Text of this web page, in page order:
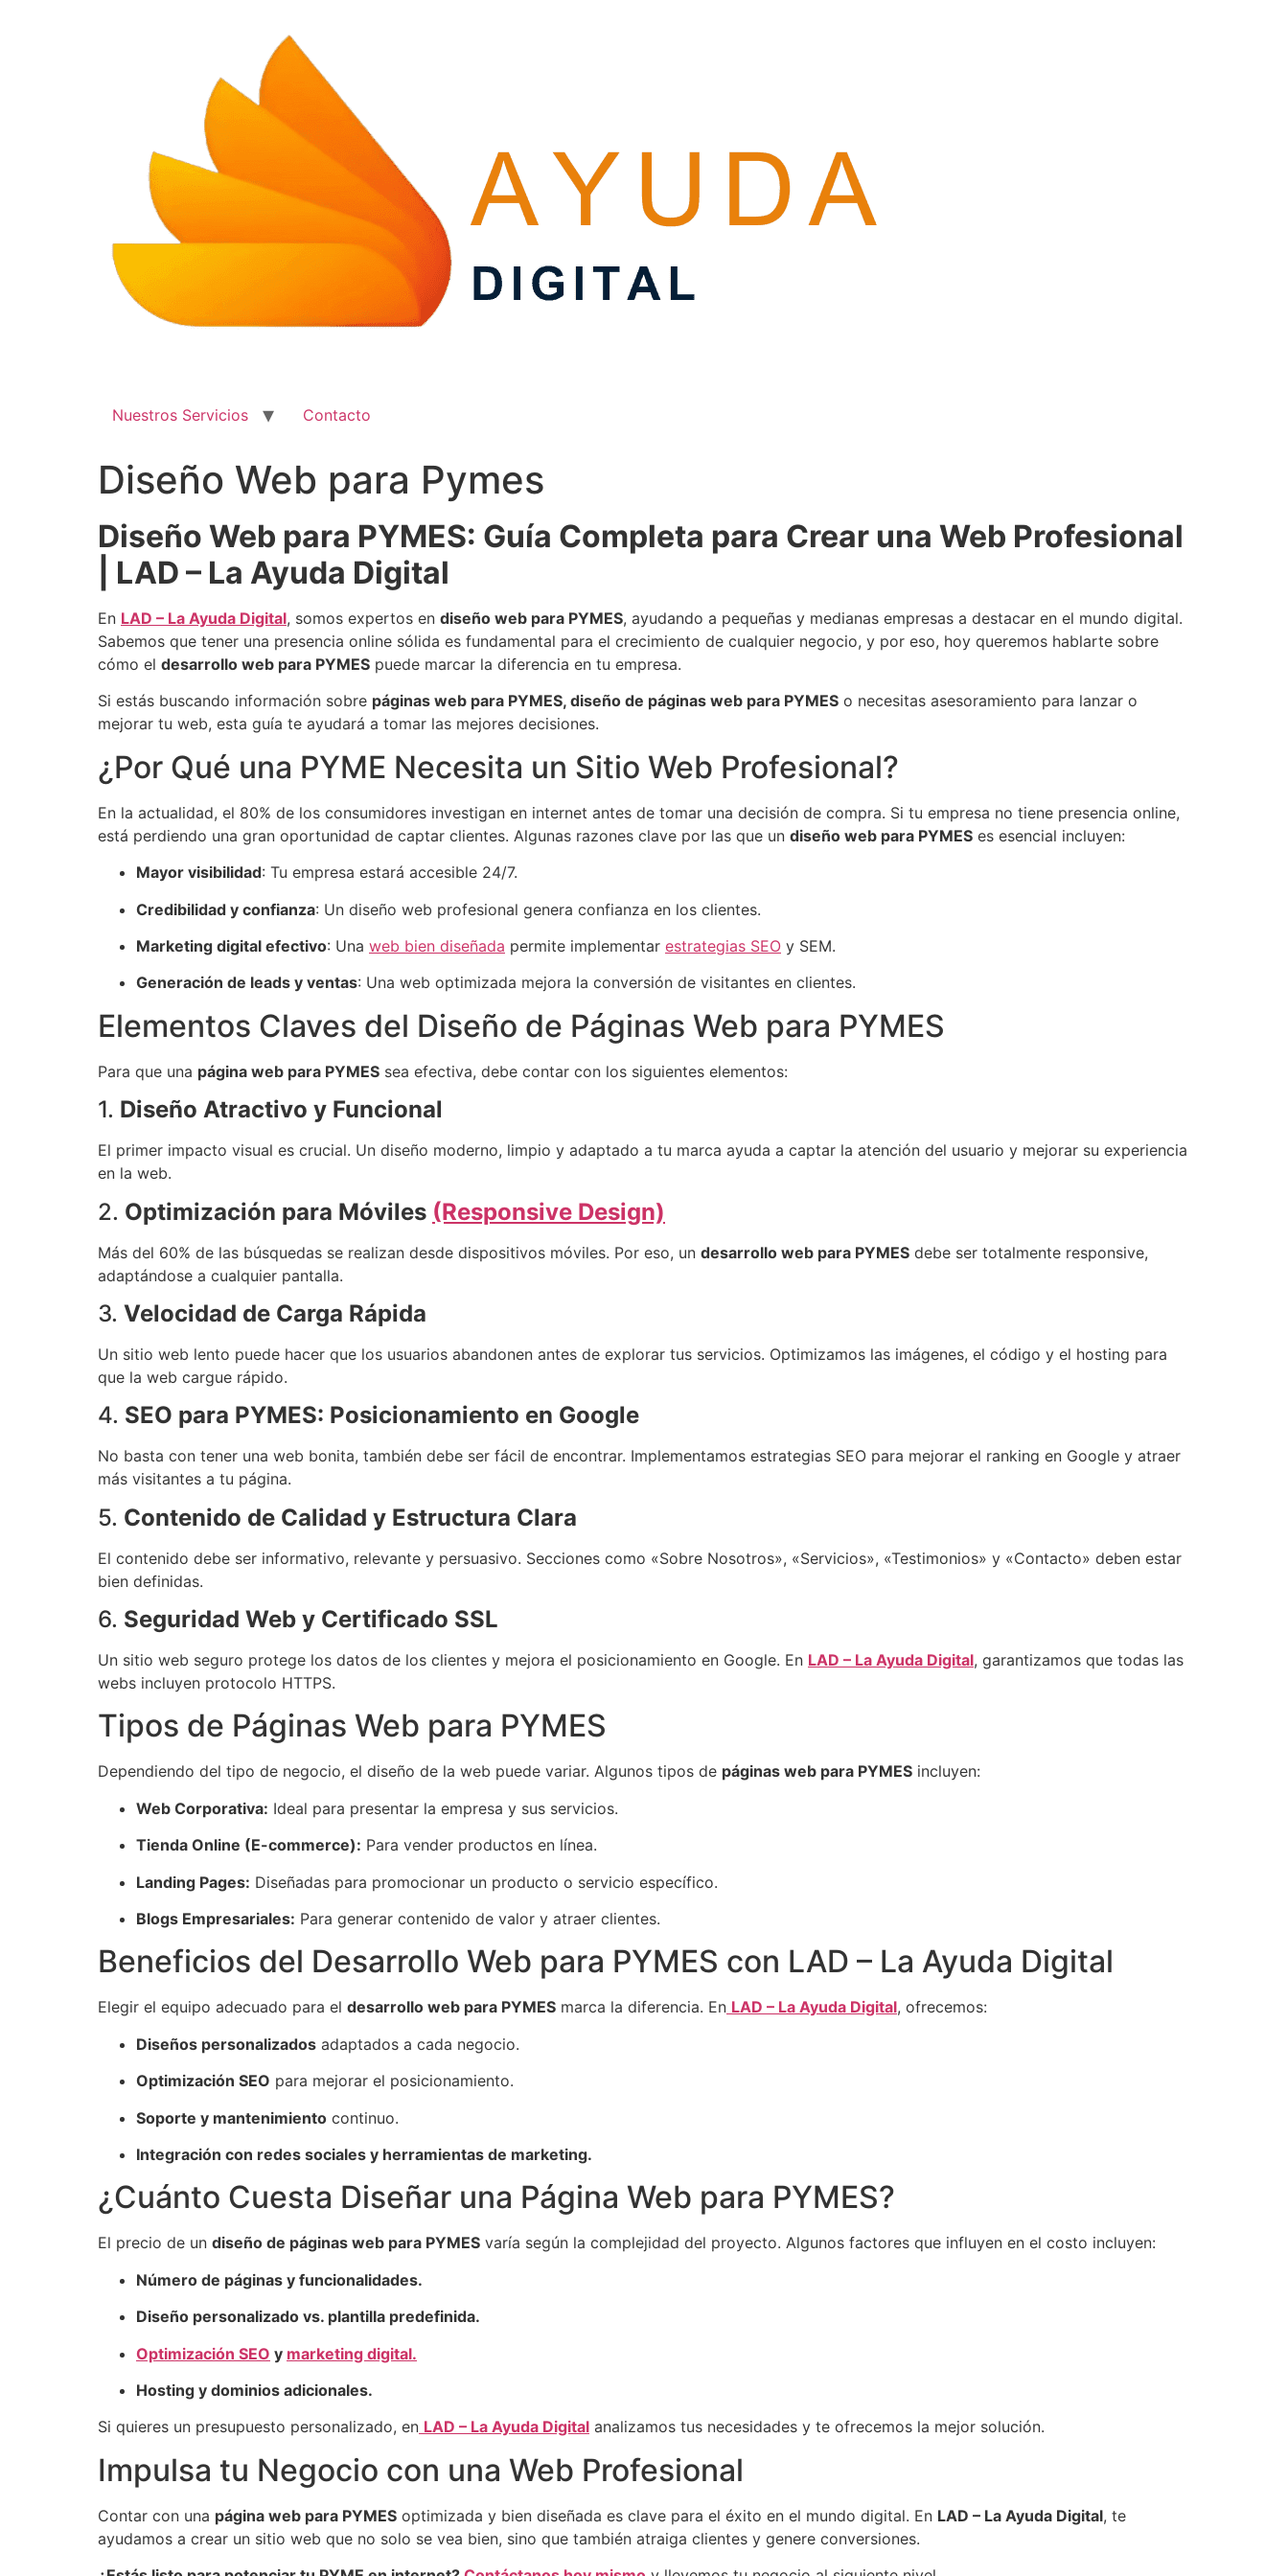
Nuestros Servicios Contacto
Diseño Web para Pymes
Diseño Web para PYMES: Guía Completa para Crear una Web Profesional
| LAD – La Ayuda Digital
En LAD – La Ayuda Digital, somos expertos en diseño web para PYMES, ayudando a pequeñas y medianas empresas a destacar en el mundo digital.
Sabemos que tener una presencia online sólida es fundamental para el crecimiento de cualquier negocio, y por eso, hoy queremos hablarte sobre
cómo el desarrollo web para PYMES puede marcar la diferencia en tu empresa.
Si estás buscando información sobre páginas web para PYMES, diseño de páginas web para PYMES o necesitas asesoramiento para lanzar o
mejorar tu web, esta guía te ayudará a tomar las mejores decisiones.
¿Por Qué una PYME Necesita un Sitio Web Profesional?
En la actualidad, el 80% de los consumidores investigan en internet antes de tomar una decisión de compra. Si tu empresa no tiene presencia online,
está perdiendo una gran oportunidad de captar clientes. Algunas razones clave por las que un diseño web para PYMES es esencial incluyen:
Mayor visibilidad: Tu empresa estará accesible 24/7.
Credibilidad y confianza: Un diseño web profesional genera confianza en los clientes.
Marketing digital efectivo: Una web bien diseñada permite implementar estrategias SEO y SEM.
Generación de leads y ventas: Una web optimizada mejora la conversión de visitantes en clientes.
Elementos Claves del Diseño de Páginas Web para PYMES
Para que una página web para PYMES sea efectiva, debe contar con los siguientes elementos:
1. Diseño Atractivo y Funcional
El primer impacto visual es crucial. Un diseño moderno, limpio y adaptado a tu marca ayuda a captar la atención del usuario y mejorar su experiencia
en la web.
2. Optimización para Móviles (Responsive Design)
Más del 60% de las búsquedas se realizan desde dispositivos móviles. Por eso, un desarrollo web para PYMES debe ser totalmente responsive,
adaptándose a cualquier pantalla.
3. Velocidad de Carga Rápida
Un sitio web lento puede hacer que los usuarios abandonen antes de explorar tus servicios. Optimizamos las imágenes, el código y el hosting para
que la web cargue rápido.
4. SEO para PYMES: Posicionamiento en Google
No basta con tener una web bonita, también debe ser fácil de encontrar. Implementamos estrategias SEO para mejorar el ranking en Google y atraer
más visitantes a tu página.
5. Contenido de Calidad y Estructura Clara
El contenido debe ser informativo, relevante y persuasivo. Secciones como «Sobre Nosotros», «Servicios», «Testimonios» y «Contacto» deben estar
bien definidas.
6. Seguridad Web y Certificado SSL
Un sitio web seguro protege los datos de los clientes y mejora el posicionamiento en Google. En LAD – La Ayuda Digital, garantizamos que todas las
webs incluyen protocolo HTTPS.
Tipos de Páginas Web para PYMES
Dependiendo del tipo de negocio, el diseño de la web puede variar. Algunos tipos de páginas web para PYMES incluyen:
Web Corporativa: Ideal para presentar la empresa y sus servicios.
Tienda Online (E-commerce): Para vender productos en línea.
Landing Pages: Diseñadas para promocionar un producto o servicio específico.
Blogs Empresariales: Para generar contenido de valor y atraer clientes.
Beneficios del Desarrollo Web para PYMES con LAD – La Ayuda Digital
Elegir el equipo adecuado para el desarrollo web para PYMES marca la diferencia. En LAD – La Ayuda Digital, ofrecemos:
Diseños personalizados adaptados a cada negocio.
Optimización SEO para mejorar el posicionamiento.
Soporte y mantenimiento continuo.
Integración con redes sociales y herramientas de marketing.
¿Cuánto Cuesta Diseñar una Página Web para PYMES?
El precio de un diseño de páginas web para PYMES varía según la complejidad del proyecto. Algunos factores que influyen en el costo incluyen:
Número de páginas y funcionalidades.
Diseño personalizado vs. plantilla predefinida.
Optimización SEO y marketing digital.
Hosting y dominios adicionales.
Si quieres un presupuesto personalizado, en LAD – La Ayuda Digital analizamos tus necesidades y te ofrecemos la mejor solución.
Impulsa tu Negocio con una Web Profesional
Contar con una página web para PYMES optimizada y bien diseñada es clave para el éxito en el mundo digital. En LAD – La Ayuda Digital, te
ayudamos a crear un sitio web que no solo se vea bien, sino que también atraiga clientes y genere conversiones.